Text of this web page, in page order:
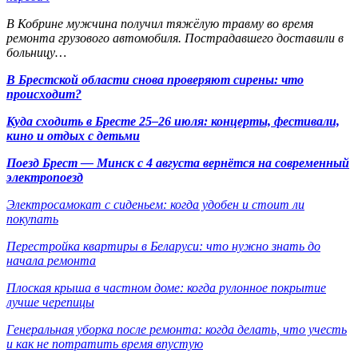
В Кобрине мужчина получил тяжёлую травму во время
ремонта грузового автомобиля. Пострадавшего доставили в
больницу…
В Брестской области снова проверяют сирены: что
происходит?
Куда сходить в Бресте 25–26 июля: концерты, фестивали,
кино и отдых с детьми
Поезд Брест — Минск с 4 августа вернётся на современный
электропоезд
Электросамокат с сиденьем: когда удобен и стоит ли
покупать
Перестройка квартиры в Беларуси: что нужно знать до
начала ремонта
Плоская крыша в частном доме: когда рулонное покрытие
лучше черепицы
Генеральная уборка после ремонта: когда делать, что учесть
и как не потратить время впустую